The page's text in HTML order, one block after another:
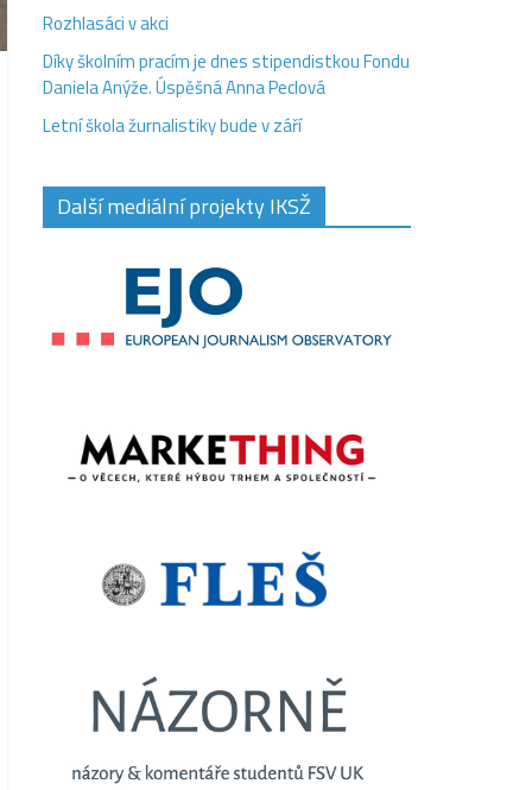
Rozhlasáci v akci
Díky školním pracím je dnes stipendistkou Fondu
Daniela Anýže. Úspěšná Anna Peclová
Letní škola žurnalistiky bude v září
Další mediální projekty IKSŽ